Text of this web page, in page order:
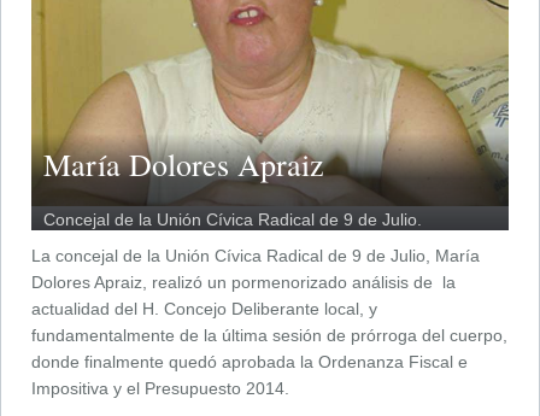
María Dolores Apraiz
Concejal de la Unión Cívica Radical de 9 de Julio.
La concejal de la Unión Cívica Radical de 9 de Julio, María
Dolores Apraiz, realizó un pormenorizado análisis de la
actualidad del H. Concejo Deliberante local, y
fundamentalmente de la última sesión de prórroga del cuerpo,
donde finalmente quedó aprobada la Ordenanza Fiscal e
Impositiva y el Presupuesto 2014.